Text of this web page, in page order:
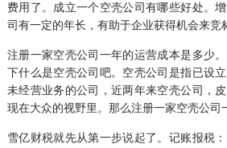
费用了。成立一个空壳公司有哪些好处。
司有一定的年长，有助于企业获得机会来竞
注册一家空壳公司一年的运营成本是多少
下什么是空壳公司吧。空壳公司是指已设
未经营业务的公司，近两年来空壳公司，
现在大众的视野里。那么注册一家空壳公司
雪亿财税就先从第一步说起了。记账报税